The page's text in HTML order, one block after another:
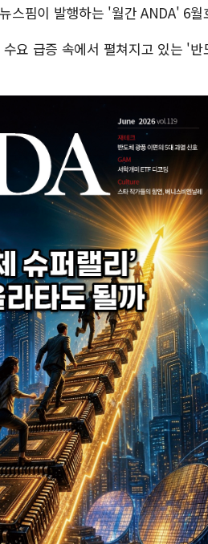
스핌이 발행하는 '월간 ANDA' 6월
요 급증 속에서 펼쳐지고 있는 '